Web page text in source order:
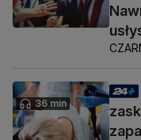
36 min